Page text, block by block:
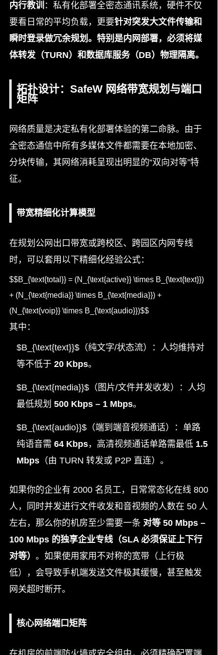
内行教训 ：私有化部署全密态通讯系统，硬件不仅
要看日常的平均负载，更要针对突发大文件传输和
瞬时登录做冗余规划。特别是内网部署，必须将媒
体转发（TURN）和数据库服务（DB）物理隔离。
拓扑设计：SafeW 网络带宽规划与端口
矩阵
网络质量是决定私有化部署体验的第二命脉。由于
全密态通信中所有多媒体文件都需要在本地加密、
分块传输，其网络消耗呈现出明显的“双向对等”特
征。
带宽精细化计算模型
在规划公网出口带宽或跨校区、跨园区内网专线
时，可以套用以下精细化经验公式：
$$B_{\text{total}} = (N_{\text{active}} \times B_{\text{text}})
+ (N_{\text{media}} \times B_{\text{media}}) +
(N_{\text{voip}} \times B_{\text{audio}})$$
其中：
$B_{\text{text}}$（纯文字/状态流）：人均维持对
等不低于 20 Kbps。
$B_{\text{media}}$（图片/文件并发收发）：人均
最低规划 500 Kbps – 1 Mbps。
$B_{\text{audio}}$（端到端音视频通话）：单路
纯语音需 64 Kbps，高清视频通话单路需最低 1.5
Mbps（由 TURN 转发或 P2P 直连）。
如果你的企业有 2000 名员工，日常常态化在线 800
人，同时并发进行文件收发和音视频的人数在 50 人
左右，那么你的机房至少需要一条 对等 50 Mbps –
100 Mbps 的独享企业专线（SLA 必须保证上下行
对等） 。如果使用家用不对称的宽带（上行极
低），会导致手机端发送文件极其缓慢，甚至触发
网关超时断开。
核心网络端口矩阵